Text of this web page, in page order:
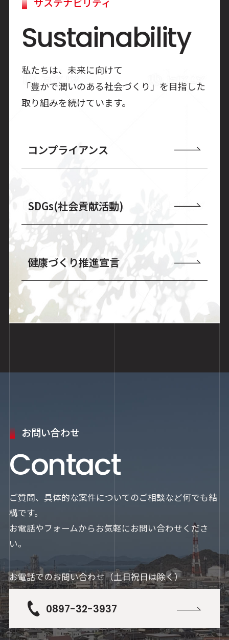
Sustainability
私たちは、未来に向けて
「豊かで潤いのある社会づくり」を目指した
取り組みを続けています。
コンプライアンス
SDGs(社会貢献活動)
健康づくり推進宣言
お問い合わせ
Contact
ご質問、具体的な案件についてのご相談など何でも結
構です。
お電話やフォームからお気軽にお問い合わせくださ
い。
お電話でのお問い合わせ（土日祝日は除く）
0897-32-3937